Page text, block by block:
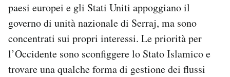
paesi europei e gli Stati Uniti appoggiano il
governo di unità nazionale di Serraj, ma sono
concentrati sui propri interessi. Le priorità per
l’Occidente sono sconfiggere lo Stato Islamico e
trovare una qualche forma di gestione dei flussi